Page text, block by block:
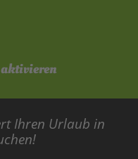
Ihren Urlaub in